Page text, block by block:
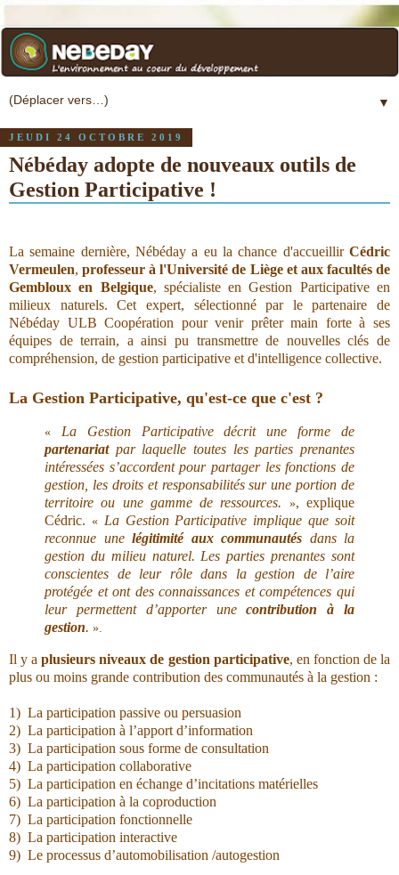
▼
JEUDI 24 OCTOBRE 2019
Nébéday adopte de nouveaux outils de
Gestion Participative !
La semaine dernière, Nébéday a eu la chance d'accueillir Cédric
Vermeulen,professeur à l'Université de Liège et aux facultés de
Gembloux en Belgique, spécialiste en Gestion Participative en
milieux naturels. Cet expert, sélectionné par le partenaire de
Nébéday ULB Coopération pour venir prêter main forte à ses
équipes de terrain, a ainsi pu transmettre de nouvelles clés de
compréhension, de gestion participative et d'intelligence collective.
La Gestion Participative, qu'est-ce que c'est ?
« La Gestion Participative décrit une forme de
partenariatpar laquelle toutes les parties prenantes
intéressées s’accordent pour partager les fonctions de
gestion, les droits et responsabilités sur une portion de
territoire ou une gamme de ressources. », explique
Cédric. « La Gestion Participative implique que soit
reconnue une légitimité aux communautés dans la
gestion du milieu naturel. Les parties prenantes sont
conscientes de leur rôle dans la gestion de l’aire
protégée et ont des connaissances et compétences qui
leur permettent d’apporter unecontribution à la
gestion. ».
Il y aplusieurs niveaux de gestion participative, en fonction de la
plus ou moins grande contribution des communautés à la gestion :
1) La participation passive ou persuasion
2) La participation à l’apport d’information
3) La participation sous forme de consultation
4) La participation collaborative
5) La participation en échange d’incitations matérielles
6) La participation à la coproduction
7) La participation fonctionnelle
8) La participation interactive
9) Le processus d’automobilisation /autogestion